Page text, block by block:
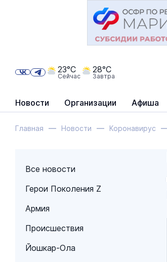
Новости Организации Афиша
23°C
Сейчас
28°C
Завтра
Главная Новости Коронавирус
Все новости
Герои Поколения Z
Армия
Происшествия
Йошкар-Ола